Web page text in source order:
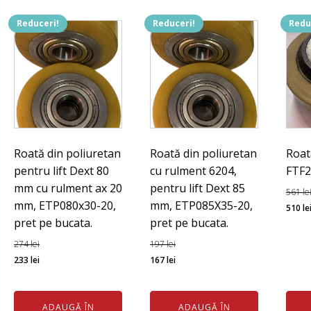
teflon,
10
buc
Reduceri!
Roată din poliuretan
pentru lift Dext 80
mm cu rulment ax 20
mm, ETP080x30-20,
pret pe bucata.
274lei
Prețul
a
233 leiPrețul
este:
ADAUGĂ ÎN
Reduceri!
Roată din poliuretan
cu rulment 6204,
pentru lift Dext 85
mm, ETP085X35-20,
pret pe bucata.
197lei
Prețul
a
167leiPrețul
este:
ADAUGĂ ÎN
561lei
Prețul
510 lei